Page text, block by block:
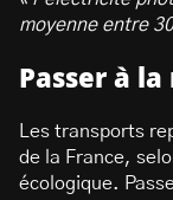
moyenne entre
Passer à
Les transports
de la France,
écologique.